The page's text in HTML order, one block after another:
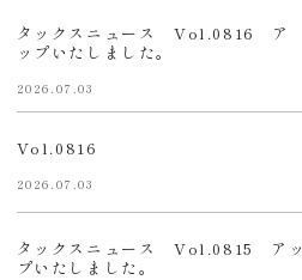
タックスニュース Vol.0816 ア
ップいたしました。
2026.07.03
Vol.0816
2026.07.03
タックスニュース Vol.0815 アッ
プいたしました。